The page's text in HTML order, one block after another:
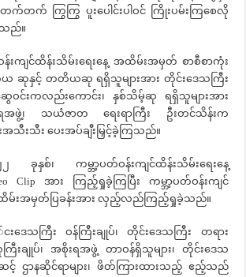
တက် ကြွကြွ ပူးပေါင်းပါဝင် ကြိုးပမ်းကြစေလို
သည်။
းကျင်ထိန်းသိမ်းရေးနေ့ အထိမ်းအမှတ် စာစီစာကုံး
ယ ဆုနှင့် တတိယဆု ရရှိသူများအား တိုင်းဒေသကြီး
ဆွေဝင်းကလည်းကောင်း၊ နှစ်သိမ့်ဆု ရရှိသူများအား
ရအဖွဲ့၊ သယံဇာတ ရေးရာကြီး ဦးတင်သိန်းက
အသီးသီး ပေးအပ်ချီးမြှင့်ခဲ့ကြသည်။
ခုနှစ်၊ ကမ္ဘာ့ပတ်ဝန်းကျင်ထိန်းသိမ်းရေးနေ့
Clip အား ကြည့်ရှုခဲ့ကြပြီး ကမ္ဘာ့ပတ်ဝန်းကျင်
ထိမ်းအမှတ်ပြခန်းအား လှည့်လည်ကြည့်ရှုခဲ့သည်။
ဒေသကြီး ဝန်ကြီးချုပ်၊ တိုင်းဒေသကြီး တရား
းချုပ်၊ အစိုးရအဖွဲ့ တာဝန်ရှိသူများ၊ တိုင်းဒေသ
င့် ဌာနဆိုင်ရာများ၊ ဖိတ်ကြားထားသည့် ဧည့်သည်